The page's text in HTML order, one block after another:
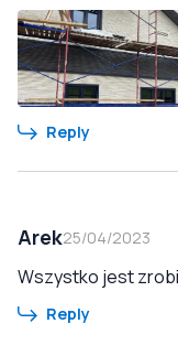
Reply
Arek25/04/2023
Wszystko jest
Reply